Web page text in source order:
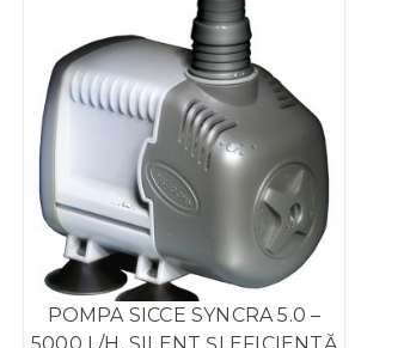
POMPA SICCE SYNCRA 5.0 –